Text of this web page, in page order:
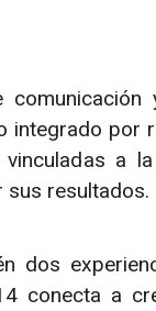
integrado por
a
sus resultados.
dos
conecta a